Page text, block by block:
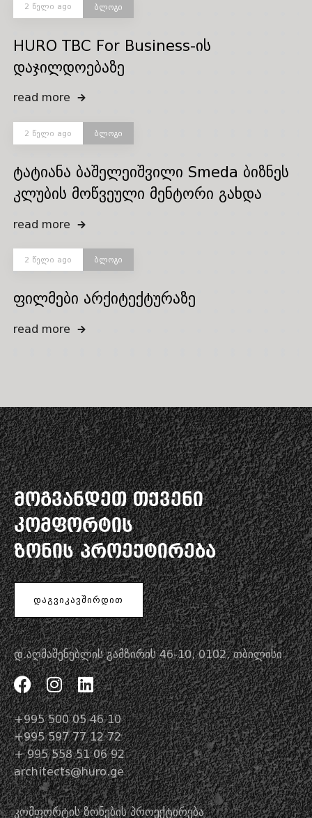
2 წელი ago ბლოგი
HURO TBC For Business-ის
დაჯილდოებაზე
read more
2 წელი ago ბლოგი
ტატიანა ბაშელეიშვილი Smeda ბიზნეს
კლუბის მოწვეული მენტორი გახდა
read more
2 წელი ago ბლოგი
ფილმები არქიტექტურაზე
read more
მოგვანდეთ თქვენი
კომფორტის
ზონის პროექტირება
ᲓᲐᲒᲕᲘᲙᲐᲕᲨᲘᲠᲓᲘᲗ
დ.აღმაშენებლის გამზირის 46-10, 0102, თბილისი
+995 500 05 46 10
+995 597 77 12 72
+ 995 558 51 06 92
architects@huro.ge
კომფორტის ზონების პროექტირება